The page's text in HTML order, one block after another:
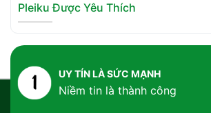
Pleiku Được Yêu Thích
UY TÍN LÀ SỨC MẠNH
Niềm tin là thành công